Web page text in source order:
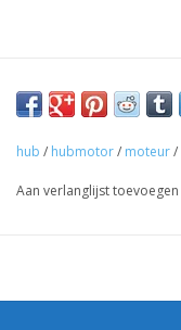
hub / hubmotor/ moteur/
Aan verlanglijst toevoegen